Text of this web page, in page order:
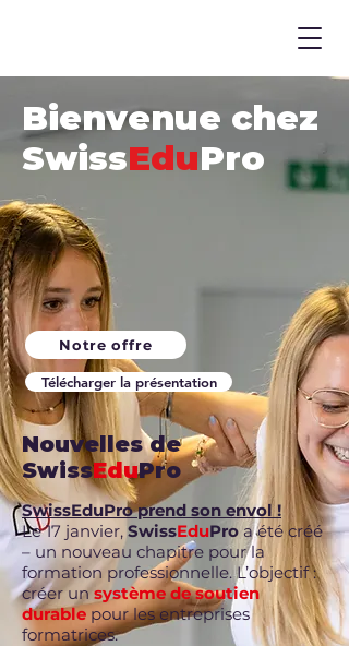
Bienvenue chez
SwissEduPro
Notre offre
Télécharger la présentation
Nouvelles de
SwissEduPro
SwissEduPro prend son envol !
Le 17 janvier, SwissEduPro a été créé
– un nouveau chapitre pour la
formation professionnelle. L’objectif :
créer un système de soutien
durable pour les entreprises
formatrices.